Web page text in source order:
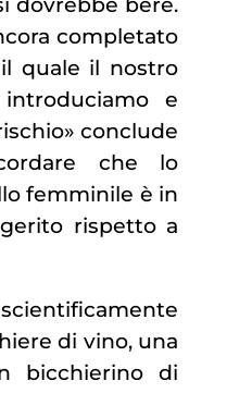
dovrebbe bere.
completato
quale il nostro
e
conclude
che lo
femminile è in
rispetto a
di vino, una
bicchierino di